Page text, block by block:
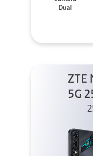
Dual
ZTE
5G